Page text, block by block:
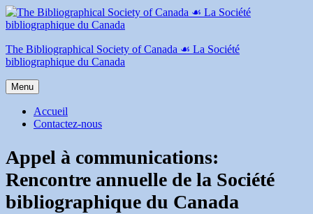
Aller
au
The Bibliographical Society of Canada ☙ La Société
bibliographique du Canada
Menu
Accueil
Contactez-nous
Appel à communications:
Rencontre annuelle de la Société
bibliographique du Canada